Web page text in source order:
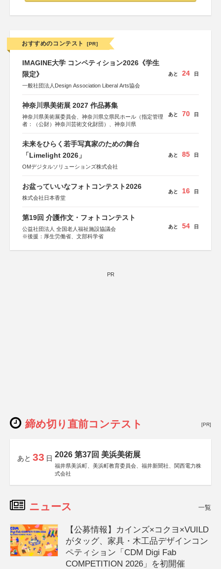
おすすめのコンテスト [PR]
IMAGINE大学 コンペティション2026《学生
限定》
一般社団法人Design Association Liberal Arts協会
あと 24 日
神奈川県美術展 2027 作品募集
神奈川県美術展委員会、神奈川県立県民ホール（指定管理
者：（公財）神奈川芸術文化財団）、神奈川県
あと 70 日
未来をひらく若手写真家のための舞台
「Limelight 2026」
OMデジタルソリューションズ株式会社
あと 85 日
お盆っていいなフォトコンテスト2026
株式会社日本香堂
あと 16 日
第19回 介護作文・フォトコンテスト
公益社団法人 全国老人福祉施設協議会
※後援：厚生労働省、文部科学省
あと 54 日
PR
締め切り直前コンテスト [PR]
あと 33 日 2026 第37回 美浜美術展
福井県美浜町、美浜町教育委員会、福井新聞社、関西電力株
式会社
ニュース 一覧
【公募情報】カインズ×コクヨ×VUILD
がタッグ、家具・木工品デザインコン
ペティション「CDM Digi Fab
COMPETITION 2026」を初開催